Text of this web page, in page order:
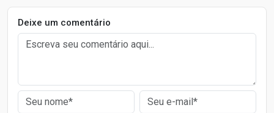
Deixe um comentário